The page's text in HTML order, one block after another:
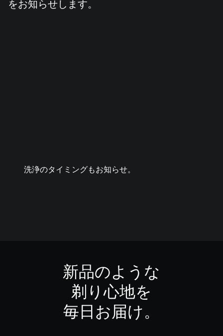
をお知らせします。
洗浄のタイミングもお知らせ。
新品のような
剃り心地を
毎日お届け。